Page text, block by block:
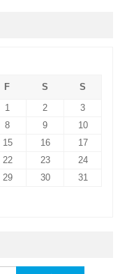
F S
S
1
2
3
8 9
10
15 16
17
22 23
24
29 30
31